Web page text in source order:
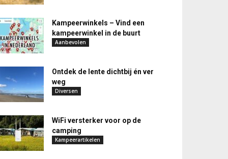
Kampeerwinkels – Vind een
kampeerwinkel in de buurt
Aanbevolen
Ontdek de lente dichtbij én ver
weg
Diversen
WiFi versterker voor op de
camping
Kampeerartikelen